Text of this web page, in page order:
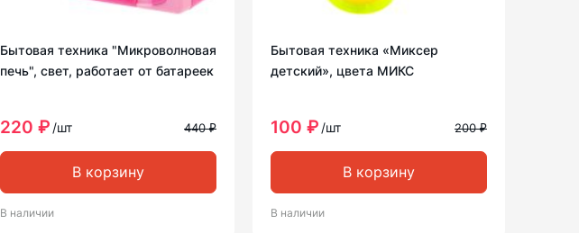
Бытовая техника "Микроволновая
печь", свет, работает от батареек
220 ₽ /шт 440 ₽
В корзину
В наличии
Бытовая техника «Миксер
детский», цвета МИКС
100 ₽ /шт 200 ₽
В корзину
В наличии